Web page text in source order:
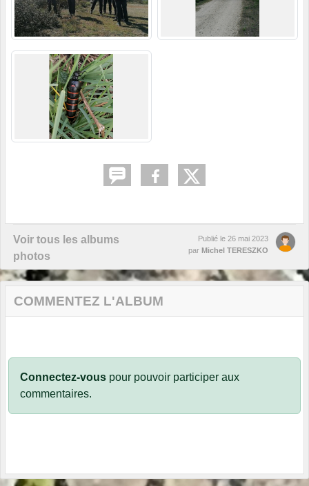
Voir tous les albums
photos
Publié le 26 mai 2023
par Michel TERESZKO
COMMENTEZ L'ALBUM
Connectez-vous pour pouvoir participer aux
commentaires.